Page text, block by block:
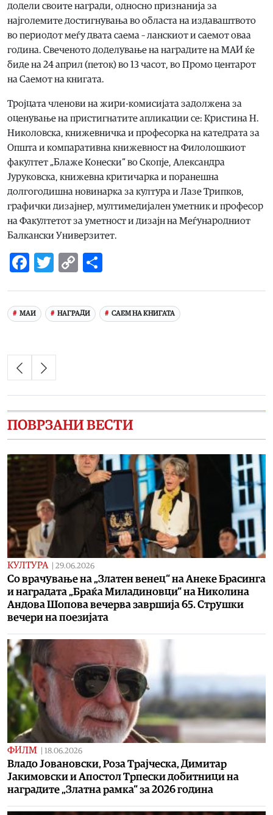
додели своите награди, односно признанија за
најголемите достигнувања во областа на издаваштвото
во периодот меѓу двата саема – ланскиот и саемот оваа
година. Свеченото доделување на наградите на МАИ ќе
биде на 24 април (петок) во 13 часот, во Промо центарот
на Саемот на книгата.
Тројцата членови на жири-комисијата задолжена за
оценување на пристигнатите апликации се: Кристина Н.
Николовска, книжевничка и професорка на катедрата за
Општа и компаративна книжевност на Филолошкиот
факултет „Блаже Конески“ во Скопје, Александра
Јуруковска, книжевна критичарка и поранешна
долгогодишна новинарка за култура и Лазе Трипков,
графички дизајнер, мултимедијален уметник и професор
на Факултетот за уметност и дизајн на Меѓународниот
Балкански Универзитет.
Facebook
Twitter
Copy
МАИ НАГРАДИ САЕМ НА КНИГАТА
ПОВРЗАНИ ВЕСТИ
КУЛТУРА | 29.06.2026
Со врачување на „Златен венец“ на Анеке Брасинга
и наградата „Браќа Миладиновци“ на Николина
Андова Шопова вечерва завршија 65. Струшки
вечери на поезијата
ФИЛМ | 18.06.2026
Владо Јовановски, Роза Трајческа, Димитар
Јакимовски и Апостол Трпески добитници на
наградите „Златна рамка“ за 2026 година